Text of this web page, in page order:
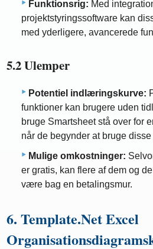
Funktionsrig: Med
projektstyringssoftware kan
med yderligere, avancerede
5.2 Ulemper
Potentiel indlæringskurve:
funktioner kan brugere uden
bruge Smartsheet stå over for
når de begynder at bruge
Mulige omkostninger:
er gratis, kan flere af dem og
være bag en betalingsmur.
6. Template.Net Excel